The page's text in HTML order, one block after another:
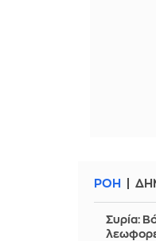
ΡΟΗ
Συρία: